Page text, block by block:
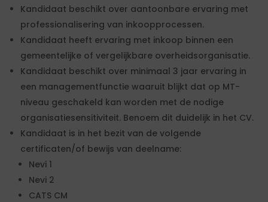
Kandidaat beschikt over aantoonbare ervaring met
professionalisering van inkoopprocessen.
Kandidaat heeft ervaring met inkoop binnen een
gemeentelijke of vergelijkbare overheidsorganisatie.
Kandidaat beschikt over minimaal 3 jaar ervaring in
een managementfunctie waaruit blijkt dat op MT-
niveau geschakeld kan worden met de nodige
organisatiesensitiviteit. Benoem dit duidelijk in het CV.
Kandidaat is in het bezit van de volgende
certificaten/of bewijs van deelname:
Nevi 1
Nevi 2
CATS CM